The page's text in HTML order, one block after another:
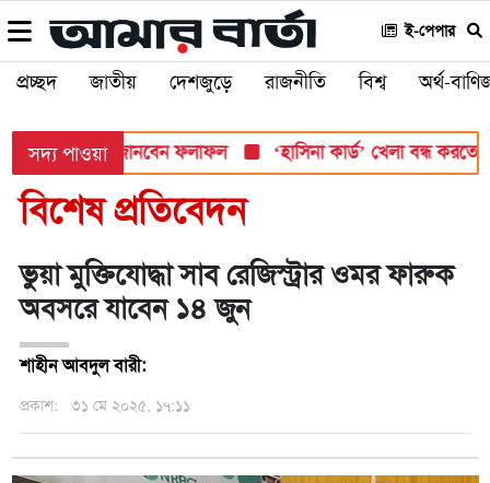
ই-পেপার
প্রচ্ছদ জাতীয় দেশজুড়ে রাজনীতি বিশ্ব অর্থ-
সদ্য পাওয়া
যেভাবে জানবেন ফলাফল ‘হাসিনা কার্ড’ খেলা বন্ধ করতে
বিশেষ প্রতিবেদন
ভুয়া মুক্তিযোদ্ধা সাব রেজিস্ট্রার ওমর ফারুক
অবসরে যাবেন ১৪ জুন
শাহীন আবদুল বারী:
প্রকাশ: ৩১ মে ২০২৫, ১৭:১১